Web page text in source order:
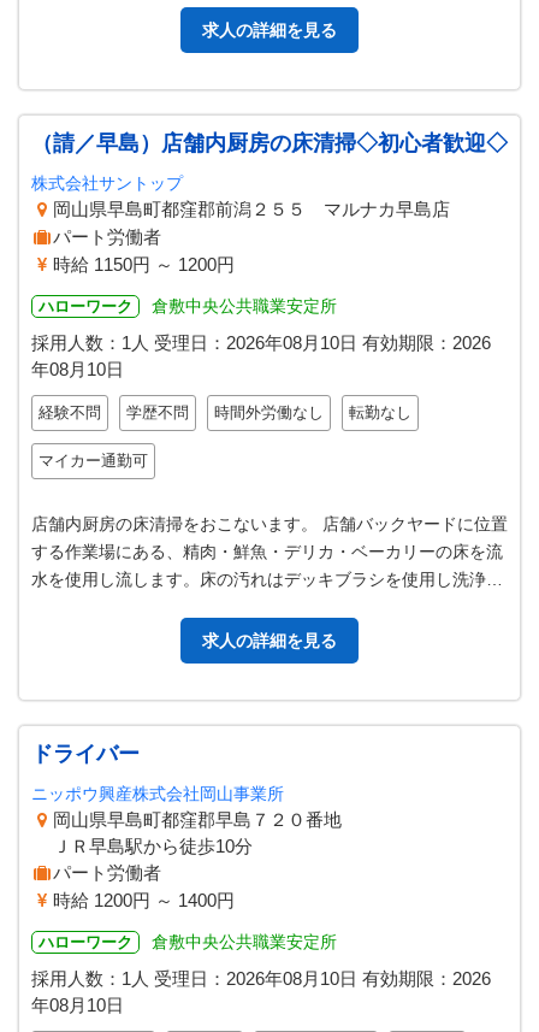
求人の詳細を見る
（請／早島）店舗内厨房の床清掃◇初心者歓迎◇
株式会社サントップ
岡山県早島町都窪郡前潟２５５ マルナカ早島店
パート労働者
時給 1150円 ～ 1200円
ハローワーク 倉敷中央公共職業安定所
採用人数：1人 受理日： 2026年08月10日 有効期限： 2026
年08月10日
経験不問 学歴不問 時間外労働なし 転勤なし
マイカー通勤可
店舗内厨房の床清掃をおこないます。 店舗バックヤードに位置
する作業場にある、精肉・鮮魚・デリカ・ベーカリーの床を流
水を使用し流します。床の汚れはデッキブラシを使用し洗浄を
求人の詳細を見る
ドライバー
ニッポウ興産株式会社岡山事業所
岡山県早島町都窪郡早島７２０番地
ＪＲ早島駅から徒歩10分
パート労働者
時給 1200円 ～ 1400円
ハローワーク 倉敷中央公共職業安定所
採用人数：1人 受理日： 2026年08月10日 有効期限： 2026
年08月10日